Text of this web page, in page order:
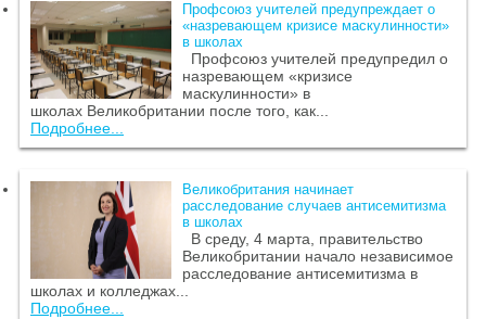
Профсоюз учителей предупреждает о
«назревающем кризисе маскулинности»
в школах
Профсоюз учителей предупредил о
назревающем «кризисе
маскулинности» в
школах Великобритании после того, как...
Подробнее...
Великобритания начинает
расследование случаев антисемитизма
в школах
В среду, 4 марта, правительство
Великобритании начало независимое
расследование антисемитизма в
школах и колледжах...
Подробнее...